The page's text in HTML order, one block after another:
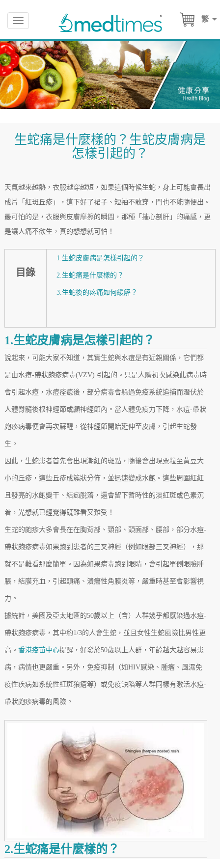
繁
Toggle
navigation
生蛇痛是什麼樣的？生蛇皮膚病是
怎樣引起的？
天氣越來越熱，衣服越穿越短，如果這個時候生蛇，身上可能會長出
成片「紅斑丘疹」，這下好了裙子、短袖不敢穿，門也不能隨便出。
最可怕的是，衣服與皮膚摩擦的瞬間，那種「摧心剖肝」的痛感，更
是讓人痛不欲生，真的想想就可怕！
目錄
1.生蛇皮膚病是怎樣引起的？
2.生蛇痛是什麼樣的？
3.生蛇後的疼痛如何緩解？
1.生蛇皮膚病是怎樣引起的？
說起來，可能大家不知道，其實生蛇與水痘是有近親關係，它們都
是由水痘-帶狀皰疹病毒(VZV) 引起的。只是人體初次感染此病毒時
會引起水痘，水痘痊癒後，部分病毒會躲過免疫系統追捕而潛伏於
人體脊髓後根神經節或顱神經節內。當人體免疫力下降，水痘-帶狀
皰疹病毒便會再次蘇醒，從神經節開始延伸至皮膚，引起生蛇發
生。
因此，生蛇患者首先會出現潮紅的斑點，隨後會出現粟粒至黃豆大
小的丘疹，這些丘疹成簇狀分佈，並迅速變成水皰。這些周圍紅紅
且發亮的水皰變干、結痂脫落，還會留下暫時性的淡紅斑或色素沉
着，光想就已經覺得既難看又難受！
生蛇的皰疹大多會長在在胸背部、頸部、頭面部、腰部，部分水痘-
帶狀皰疹病毒如果跑到患者的三叉神經（例如眼部三叉神經），那
就不是難看那麼簡單。因為如果病毒跑到眼睛，會引起單側眼臉腫
脹，結膜充血，引起頭痛、潰瘍性角膜炎等，嚴重時甚至會影響視
力。
據統計，美國及亞太地區的50歲以上（含）人群幾乎都感染過水痘-
帶狀皰疹病毒，其中約1/3的人會生蛇，並且女性生蛇風險比男性更
高。 香港疫苗中心提醒，好發於50歲以上人群，年齡越大越容易患
病，病情也更嚴重。另外，免疫抑制（如HIV感染、腫瘤、風濕免
疫性疾病如系統性紅斑狼瘡等）或免疫缺陷等人群同樣有激活水痘-
帶狀皰疹病毒的風險。
2.生蛇痛是什麼樣的？